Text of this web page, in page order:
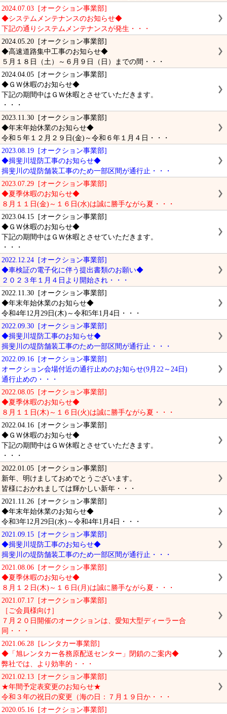
2024.07.03 [オークション事業部]
◆システムメンテナンスのお知らせ◆
下記の通りシステムメンテナンスが発生・・・
2024.05.20 [オークション事業部]
◆高速道路集中工事のお知らせ◆
５月１８日（土）～６月９日（日）までの間・・・
2024.04.05 [オークション事業部]
◆ＧＷ休暇のお知らせ◆
下記の期間中はＧＷ休暇とさせていただきます。
・・・
2023.11.30 [オークション事業部]
◆年末年始休業のお知らせ◆
令和５年１２月２９日(金)～令和６年１月４日・・・
2023.08.19 [オークション事業部]
◆揖斐川堤防工事のお知らせ◆
揖斐川の堤防舗装工事のため一部区間が通行止・・・
2023.07.29 [オークション事業部]
◆夏季休暇のお知らせ◆
８月１１日(金)～１６日(水)は誠に勝手ながら夏・・・
2023.04.15 [オークション事業部]
◆ＧＷ休暇のお知らせ◆
下記の期間中はＧＷ休暇とさせていただきます。
・・・
2022.12.24 [オークション事業部]
◆車検証の電子化に伴う提出書類のお願い◆
２０２３年１月４日より開始され・・・
2022.11.30 [オークション事業部]
◆年末年始休業のお知らせ◆
令和4年12月29日(木)～令和5年1月4日・・・
2022.09.30 [オークション事業部]
◆揖斐川堤防工事のお知らせ◆
揖斐川の堤防舗装工事のため一部区間が通行止・・・
2022.09.16 [オークション事業部]
オークション会場付近の通行止めのお知らせ(9月22～24日)
通行止めの・・・
2022.08.05 [オークション事業部]
◆夏季休暇のお知らせ◆
８月１１日(木)～１６日(火)は誠に勝手ながら夏・・・
2022.04.16 [オークション事業部]
◆ＧＷ休暇のお知らせ◆
下記の期間中はＧＷ休暇とさせていただきます。
・・・
2022.01.05 [オークション事業部]
新年、明けましておめでとうございます。
皆様におかれましては輝かしい新年・・・
2021.11.26 [オークション事業部]
◆年末年始休業のお知らせ◆
令和3年12月29日(水)～令和4年1月4日・・・
2021.09.15 [オークション事業部]
◆揖斐川堤防工事のお知らせ◆
揖斐川の堤防舗装工事のため一部区間が通行止・・・
2021.08.06 [オークション事業部]
◆夏季休暇のお知らせ◆
８月１２日(木)～１６日(月)は誠に勝手ながら夏・・・
2021.07.17 [オークション事業部]
［ご会員様向け］
７月２０日開催のオークションは、愛知大型ディーラー合
同・・・
2021.06.28 [レンタカー事業部]
◆「旭レンタカー各務原配送センター」閉鎖のご案内◆
弊社では、より効率的・・・
2021.02.13 [オークション事業部]
★年間予定表変更のお知らせ★
令和３年の祝日の変更（海の日：７月１９日か・・・
2020.05.16 [オークション事業部]